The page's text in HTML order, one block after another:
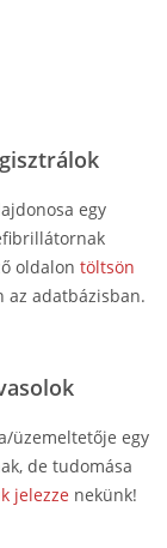
egy
oldalon töltsön
az adatbázisban.
üzemeltetője egy
de tudomása
jelezze nekünk!